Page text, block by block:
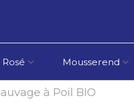
Rosé Mousserend
à Poil BIO